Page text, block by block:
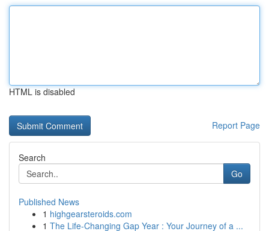
HTML is disabled
Report Page
Search
Go
Published News
1 highgearsteroids.com
1 The Life-Changing Gap Year : Your Journey of a ...